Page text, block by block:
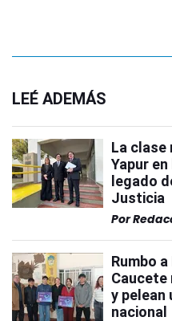
LEÉ ADEMÁS
La clase
Yapur
legado
Justicia
Por
Rumbo
y pelean
nacional